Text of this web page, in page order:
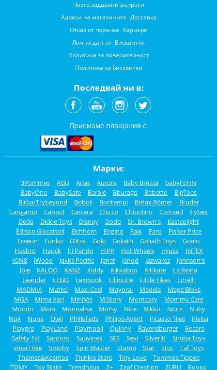
Често задавани въпроси
Адреси на магазините Доставка
Отказ от поръчка Кариери
Лични данни Бисквитки
Политика за поверителност
Политика за Бисквитки
Последвай ни в:
Приемаме плащания с:
Марки:
3Pommes AGU Arias Aurora Baby Brezza
babyFEHN
BabyOno
BabySafe Barbie Bburago Bebetto
BigToes
Birba/Trybeyond
Boboli Bontempi Britax Römer
Bruder
Cangaroo
Canpol Carrera Chicco Chipolino Comsed
Cybex
Dede
Dickie Toys Disney Dodo Dr. Brown's
Eastcolight
Edison Giocattoli
Eichhorn Engino Falk Faro
Fisher Price
Freeon
Funko Glitza Goki Goliath Goliath Toys
Graco
Hasbro
Hauck hi Pando HiPP Hot Wheels Injusa
INTEX
ION8
iWood Jakks Pacific Janet Janod Jazwarez
Johnson's
Joie
KALOO KANZ Kiddy Kikkaboo Kitikate
La Reina
Leander
LEGO Lexibook Lilliputie Little Tikes
Lorelli
MADMIA
Mattel Maxi Cosi Mayoral Medela
Mega Bloks
MGA
Mima Xari MiniMe MiStory Momcozy
Mommy Care
Mondo
Moni Monnalisa Mutsy Nice Nikko Noris
Nuby
Nuk
Nuna Owli Phil&Teds Philips-Avent Picasso Tiles
Pielsa
Playgro
PlayLand Playmobil Quinny Ravensburger
Recaro
Safety 1st
Santoro Sauvinex SES Sevi Silverlit
Simba Toys
smarTrike
Smoby Spin Master Stamp Star Stor
Taf Toys
Thames&Kosmos
Thinkle Stars Tiny Love
Tommee Tippee
TOMY
Toy State Trendhaus Z+ Zapf Creation ZURU Бочко